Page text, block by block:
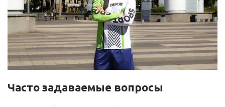
Часто задаваемые вопросы